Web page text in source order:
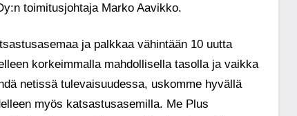
toimitusjohtaja Marko Aavikko.
ja palkkaa vähintään 10 uutta
korkeimmalla mahdollisella tasolla ja vaikka
netissä tulevaisuudessa, uskomme hyvällä
myös katsastusasemilla. Me Plus